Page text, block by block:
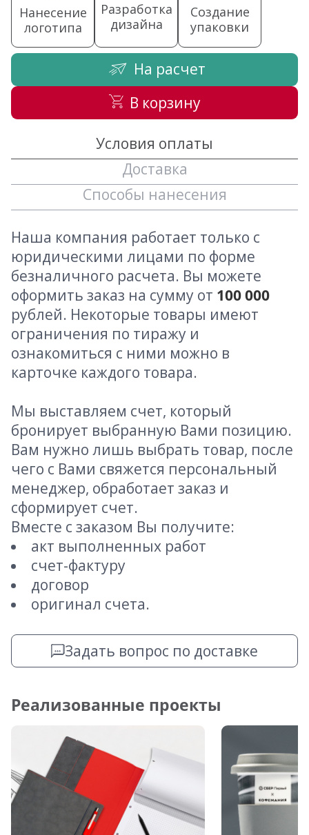
Нанесение
логотипа
Разработка
дизайна
Создание
упаковки
На расчет
В корзину
Условия оплаты
Доставка
Способы нанесения
Наша компания работает только с
юридическими лицами по форме
безналичного расчета. Вы можете
оформить заказ на сумму от 100 000
рублей. Некоторые товары имеют
ограничения по тиражу и
ознакомиться с ними можно в
карточке каждого товара.
Мы выставляем счет, который
бронирует выбранную Вами позицию.
Вам нужно лишь выбрать товар, после
чего с Вами свяжется персональный
менеджер, обработает заказ и
сформирует счет.
Вместе с заказом Вы получите:
акт выполненных работ
счет-фактуру
договор
оригинал счета.
Задать вопрос по доставке
Реализованные проекты